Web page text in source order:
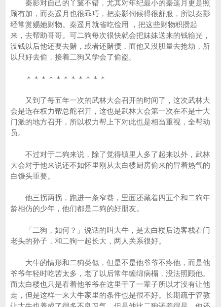
秦影对自己的丫鬟不错，尤其对年纪最小的秦遥月更是照
顾有加，而秦遥月也很乖巧，把秦影伺候得很舒服，所以秦影
经常赏赐她财物。秦遥月就省吃俭用 ，把这些财物积攒起
来，去帮助哥哥。可二狗每次很快就会把妹妹送来的钱输光，
没钱以后他还要去赌，或者还赌债，而他又没胆量去抢劫，所
以只好去偷，接着二狗又学会了偷盗。
＊＊＊＊＊＊＊＊＊＊＊
又到了每五年一次的武林大会召开的时间了，这次武林大
会是选在权力帮总舵召开，这也是武林大会第一次在不是十大
门派的地方召开，所以权力帮上下对此也是相当重视，全帮动
员。
不过对于二狗来说，除了觉得镇里人多了起来以外，武林
大会对于他来说还不如怀里刚从太白楼厨房偷来的冒着热气的
白馒头重要。
他三拐两拐，跑进一条窄巷，里面还藏着四五个和二狗年
龄相仿的少年，他们都是二狗的好朋友。
「二狗，如何？」说话的叫大牛，是太白楼后边客栈看门
老头的孙子，和二狗一起长大，两人关系很好。
大牛的情形和二狗类似，但是不是他爷爷不疼他，而是他
爷爷年轻时吃苦太多，老了以后常年缠绵病榻，没法照顾他。
而太白楼也只是看着他爷爷在这里干了一辈子所以才没有让他
走，但是这样一来大牛家里的条件也是很不好。长期疏于管教